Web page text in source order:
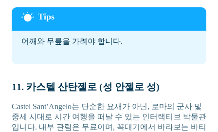
어깨와 무릎을 가려야 합니다.
11. 카스텔 산탄젤로 (성 안젤로 성)
Castel Sant’Angelo는 단순한 요새가 아닌, 로마의 군사 및
중세 시대로 시간 여행을 떠날 수 있는 인터랙티브 박물관
입니다. 내부 관람은 무료이며, 꼭대기에서 바라보는 바티